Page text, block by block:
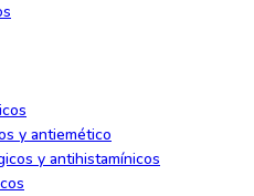
y antiemético
y antihistamínicos